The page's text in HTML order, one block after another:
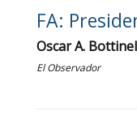
FA:
Oscar A.
El Observador